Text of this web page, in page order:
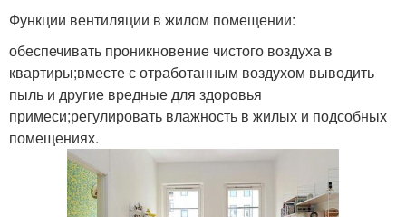
Функции вентиляции в жилом помещении:
обеспечивать проникновение чистого воздуха в
квартиры;вместе с отработанным воздухом выводить
пыль и другие вредные для здоровья
примеси;регулировать влажность в жилых и подсобных
помещениях.